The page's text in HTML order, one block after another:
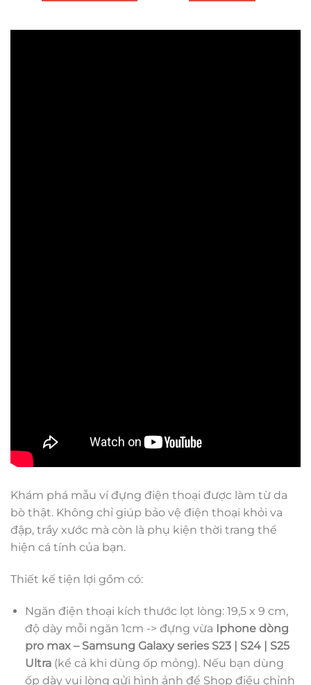
Khám phá mẫu ví đựng điện thoại được làm từ da
bò thật. Không chỉ giúp bảo vệ điện thoại khỏi va
đập, trầy xước mà còn là phụ kiện thời trang thể
hiện cá tính của bạn.
Thiết kế tiện lợi gồm có:
Ngăn điện thoại kích thước lọt lòng: 19,5 x 9 cm,
độ dày mỗi ngăn 1cm -> đựng vừa Iphone dòng
pro max – Samsung Galaxy series S23 | S24 | S25
Ultra(kể cả khi dùng ốp mỏng). Nếu bạn dùng
ốp dày vui lòng gửi hình ảnh để Shop điều chỉnh